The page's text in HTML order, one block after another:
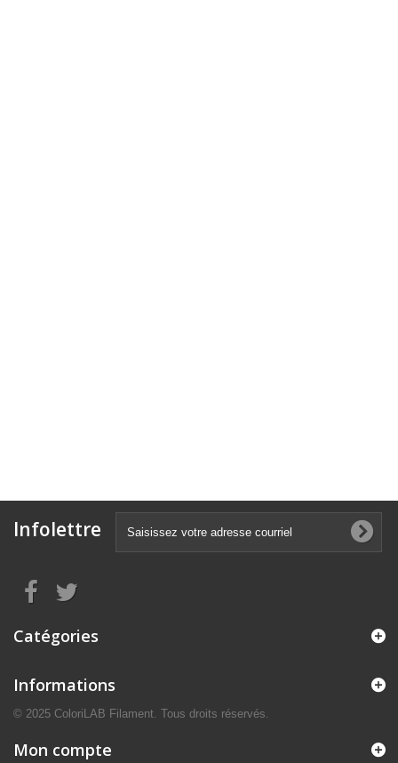
Infolettre
Catégories
Informations
© 2025 ColoriLAB Filament. Tous droits réservés.
Mon compte